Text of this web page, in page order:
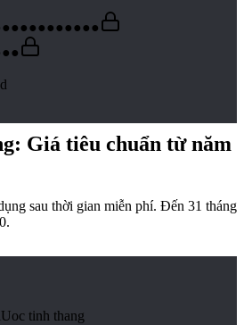
Giá tiêu chuẩn từ năm
sau thời gian miễn phí. Đến 31 tháng
Uoc tinh thang